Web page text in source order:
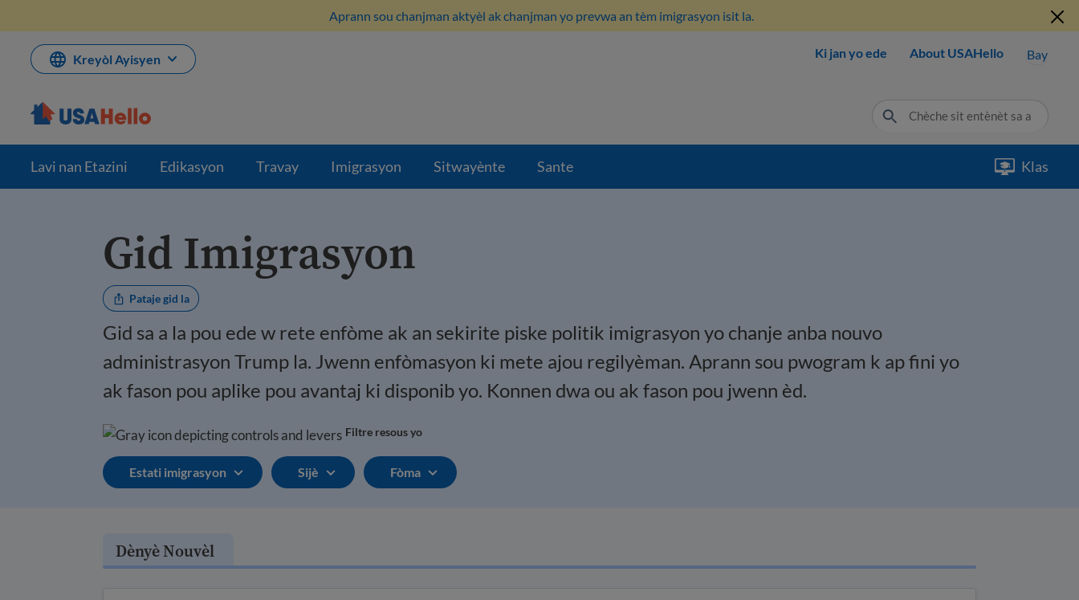
Aprann sou chanjman aktyèl ak chanjman yo prevwa an tèm imigrasyon isit la.
Kreyòl Ayisyen Ki jan yo ede About USAHello Bay
Lavi nan Etazini Edikasyon Travay Imigrasyon Sitwayènte Sante Klas
Gid Imigrasyon
Pataje gid la
Gid sa a la pou ede w rete enfòme ak an sekirite piske politik imigrasyon yo chanje anba nouvo
administrasyon Trump la. Jwenn enfòmasyon ki mete ajou regilyèman. Aprann sou pwogram k ap fini yo
ak fason pou aplike pou avantaj ki disponib yo. Konnen dwa ou ak fason pou jwenn èd.
Filtre resous yo
Estati imigrasyon Sijè Fòma
Dènyè Nouvèl